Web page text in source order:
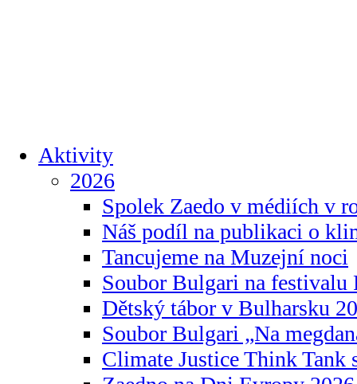
Aktivity
2026
Spolek Zaedo v médiích v
Náš podíl na publikaci o
Tancujeme na Muzejní noci
Soubor Bulgari na festivalu
Dětský tábor v Bulharsku
Soubor Bulgari „Na
Climate Justice Think Tank